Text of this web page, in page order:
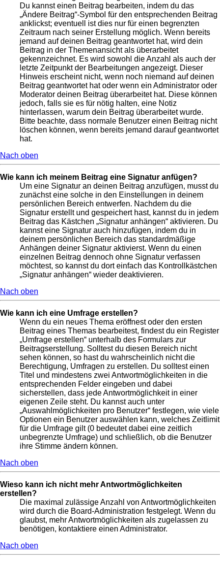
Du kannst einen Beitrag bearbeiten, indem du das
„Ändere Beitrag“-Symbol für den entsprechenden Beitrag
anklickst; eventuell ist dies nur für einen begrenzten
Zeitraum nach seiner Erstellung möglich. Wenn bereits
jemand auf deinen Beitrag geantwortet hat, wird dein
Beitrag in der Themenansicht als überarbeitet
gekennzeichnet. Es wird sowohl die Anzahl als auch der
letzte Zeitpunkt der Bearbeitungen angezeigt. Dieser
Hinweis erscheint nicht, wenn noch niemand auf deinen
Beitrag geantwortet hat oder wenn ein Administrator oder
Moderator deinen Beitrag überarbeitet hat. Diese können
jedoch, falls sie es für nötig halten, eine Notiz
hinterlassen, warum dein Beitrag überarbeitet wurde.
Bitte beachte, dass normale Benutzer einen Beitrag nicht
löschen können, wenn bereits jemand darauf geantwortet
hat.
Nach oben
Wie kann ich meinem Beitrag eine Signatur anfügen?
Um eine Signatur an deinen Beitrag anzufügen, musst du
zunächst eine solche in den Einstellungen in deinem
persönlichen Bereich entwerfen. Nachdem du die
Signatur erstellt und gespeichert hast, kannst du in jedem
Beitrag das Kästchen „Signatur anhängen“ aktivieren. Du
kannst eine Signatur auch hinzufügen, indem du in
deinem persönlichen Bereich das standardmäßige
Anhängen deiner Signatur aktivierst. Wenn du einen
einzelnen Beitrag dennoch ohne Signatur verfassen
möchtest, so kannst du dort einfach das Kontrollkästchen
„Signatur anhängen“ wieder deaktivieren.
Nach oben
Wie kann ich eine Umfrage erstellen?
Wenn du ein neues Thema eröffnest oder den ersten
Beitrag eines Themas bearbeitest, findest du ein Register
„Umfrage erstellen“ unterhalb des Formulars zur
Beitragserstellung. Solltest du diesen Bereich nicht
sehen können, so hast du wahrscheinlich nicht die
Berechtigung, Umfragen zu erstellen. Du solltest einen
Titel und mindestens zwei Antwortmöglichkeiten in die
entsprechenden Felder eingeben und dabei
sicherstellen, dass jede Antwortmöglichkeit in einer
eigenen Zeile steht. Du kannst auch unter
„Auswahlmöglichkeiten pro Benutzer“ festlegen, wie viele
Optionen ein Benutzer auswählen kann, welches Zeitlimit
für die Umfrage gilt (0 bedeutet dabei eine zeitlich
unbegrenzte Umfrage) und schließlich, ob die Benutzer
ihre Stimme ändern können.
Nach oben
Wieso kann ich nicht mehr Antwortmöglichkeiten
erstellen?
Die maximal zulässige Anzahl von Antwortmöglichkeiten
wird durch die Board-Administration festgelegt. Wenn du
glaubst, mehr Antwortmöglichkeiten als zugelassen zu
benötigen, kontaktiere einen Administrator.
Nach oben